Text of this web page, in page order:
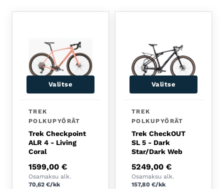
Valitse
TREK
POLKUPYÖRÄT
Trek Checkpoint
ALR 4 - Living
Coral
1599,00 €
Osamaksu alk.
70,62 €/kk
Valitse
TREK
POLKUPYÖRÄT
Trek CheckOUT
SL 5 - Dark
Star/Dark Web
5249,00 €
Osamaksu alk.
157,80 €/kk